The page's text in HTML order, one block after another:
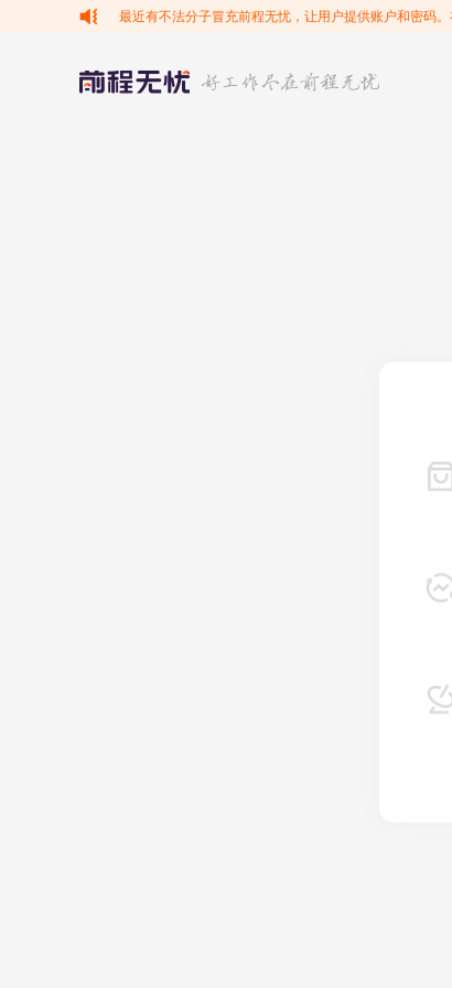
最近有不法分子冒充前程无忧，让用户提供账户和密码